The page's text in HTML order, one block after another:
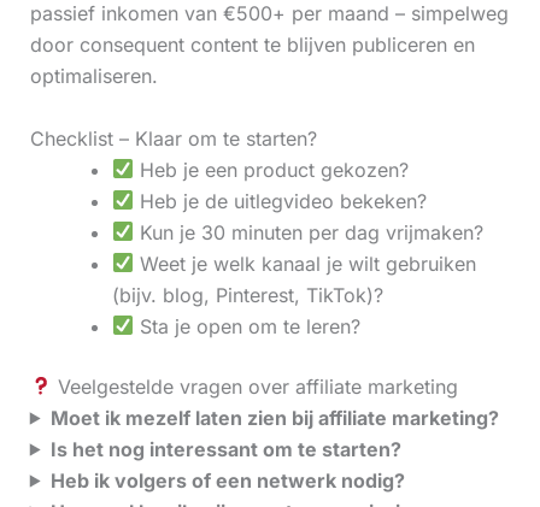
passief inkomen van €500+ per maand – simpelweg
door consequent content te blijven publiceren en
optimaliseren.
Checklist – Klaar om te starten?
Heb je een product gekozen?
Heb je de uitlegvideo bekeken?
Kun je 30 minuten per dag vrijmaken?
Weet je welk kanaal je wilt gebruiken
(bijv. blog, Pinterest, TikTok)?
Sta je open om te leren?
Veelgestelde vragen over affiliate marketing
Moet ik mezelf laten zien bij affiliate marketing?
Is het nog interessant om te starten?
Heb ik volgers of een netwerk nodig?